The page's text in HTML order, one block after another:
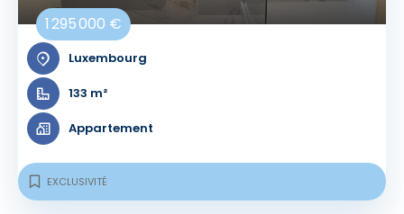
1 295 000 €
Luxembourg
133 m²
Appartement
EXCLUSIVITÉ